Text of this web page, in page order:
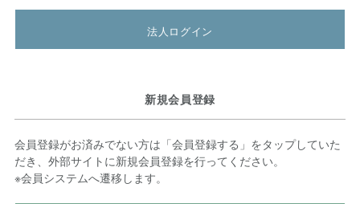
法人ログイン
新規会員登録
会員登録がお済みでない方は「会員登録する」をタップしていた
だき、外部サイトに新規会員登録を行ってください。
※会員システムへ遷移します。